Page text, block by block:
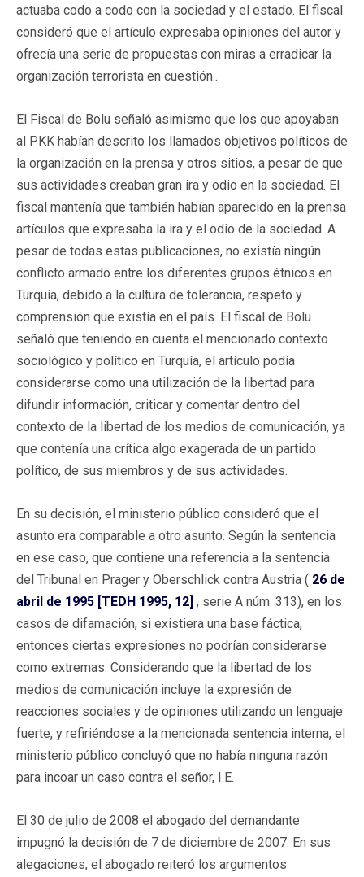
actuaba codo a codo con la sociedad y el estado. El fiscal
consideró que el artículo expresaba opiniones del autor y
ofrecía una serie de propuestas con miras a erradicar la
organización terrorista en cuestión..
El Fiscal de Bolu señaló asimismo que los que apoyaban
al PKK habían descrito los llamados objetivos políticos de
la organización en la prensa y otros sitios, a pesar de que
sus actividades creaban gran ira y odio en la sociedad. El
fiscal mantenía que también habían aparecido en la prensa
artículos que expresaba la ira y el odio de la sociedad. A
pesar de todas estas publicaciones, no existía ningún
conflicto armado entre los diferentes grupos étnicos en
Turquía, debido a la cultura de tolerancia, respeto y
comprensión que existía en el país. El fiscal de Bolu
señaló que teniendo en cuenta el mencionado contexto
sociológico y político en Turquía, el artículo podía
considerarse como una utilización de la libertad para
difundir información, criticar y comentar dentro del
contexto de la libertad de los medios de comunicación, ya
que contenía una crítica algo exagerada de un partido
político, de sus miembros y de sus actividades.
En su decisión, el ministerio público consideró que el
asunto era comparable a otro asunto. Según la sentencia
en ese caso, que contiene una referencia a la sentencia
del Tribunal en Prager y Oberschlick contra Austria ( 26 de
abril de 1995 [TEDH 1995, 12] , serie A núm. 313), en los
casos de difamación, si existiera una base fáctica,
entonces ciertas expresiones no podrían considerarse
como extremas. Considerando que la libertad de los
medios de comunicación incluye la expresión de
reacciones sociales y de opiniones utilizando un lenguaje
fuerte, y refiriéndose a la mencionada sentencia interna, el
ministerio público concluyó que no había ninguna razón
para incoar un caso contra el señor, I.E.
El 30 de julio de 2008 el abogado del demandante
impugnó la decisión de 7 de diciembre de 2007. En sus
alegaciones, el abogado reiteró los argumentos